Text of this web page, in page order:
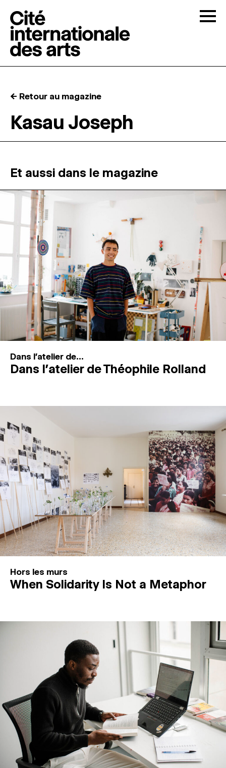
RÉSIDENCES ↓
ATELIERS OUVERTS
PROGRAMMATION
MAGAZINE
ESPACES DE PRATIQUE ARTISTIQUE ↓
Recherche
Connexion
← Retour au magazine
Kasau Joseph
Et aussi dans le magazine
Dans l'atelier de...
Dans l’atelier de Théophile Rolland
Hors les murs
When Solidarity Is Not a Metaphor